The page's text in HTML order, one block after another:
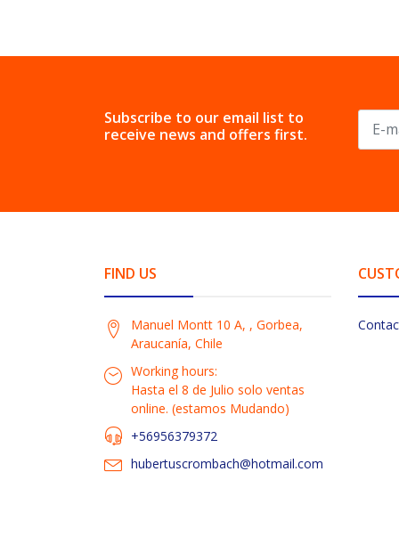
Subscribe to our email list to
receive news and offers first.
FIND US
Manuel Montt 10 A, , Gorbea,
Araucanía, Chile
Working hours:
Hasta el 8 de Julio solo ventas
online. (estamos Mudando)
+56956379372
hubertuscrombach@hotmail.com